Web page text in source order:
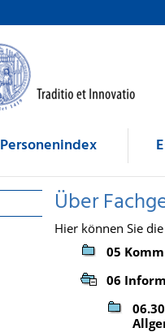
Personenindex
Über
Hier können Sie
05
06